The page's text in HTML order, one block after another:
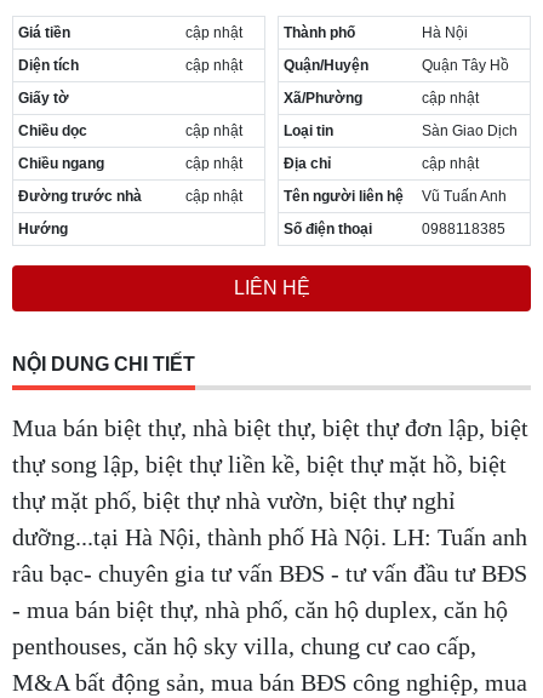
Cần thuê MBKD tại Phường Yên Hòa
Cần thuê MBKD tại Phường Nghĩa Độ
Cần thuê MBKD tại Phường Phương Liệt
Cần thuê MBKD tại Phường Khương Đình
Cần thuê MBKD tại Phường Yên Sở
Cần thuê MBKD tại Phường Hoàng Liệt
Cần thuê MBKD tại Phường Định Công
Cần thuê MBKD tại Phường Tương Mai
Cần thuê MBKD tại Phường Vĩnh Hưng
Cần thuê MBKD tại Phường Lĩnh Nam
Cần thuê MBKD tại Phường Hồng Hà
Cần thuê MBKD tại Phường Văn Miếu
Cần thuê MBKD tại Phường Kim Liên
Cần thuê MBKD tại Phường Vĩnh Tuy
Giá tiền
cập nhật
Diện tích
cập nhật
Giấy tờ
Chiều dọc
cập nhật
Chiều ngang
cập nhật
Đường trước nhà
cập nhật
Hướng
Thành phố
Hà Nội
Quận/Huyện
Quận Tây Hồ
Xã/Phường
cập nhật
Loại tin
Sàn Giao Dịch
Địa chỉ
cập nhật
Tên người liên hệ
Vũ Tuấn Anh
Số điện thoại
0988118385
LIÊN HỆ
NỘI DUNG CHI TIẾT
Mua bán biệt thự, nhà biệt thự, biệt thự đơn lập, biệt
thự song lập, biệt thự liền kề, biệt thự mặt hồ, biệt
thự mặt phố, biệt thự nhà vườn, biệt thự nghỉ
dưỡng...tại Hà Nội, thành phố Hà Nội. LH: Tuấn anh
râu bạc- chuyên gia tư vấn BĐS - tư vấn đầu tư BĐS
- mua bán biệt thự, nhà phố, căn hộ duplex, căn hộ
penthouses, căn hộ sky villa, chung cư cao cấp,
M&A bất động sản, mua bán BĐS công nghiệp, mua